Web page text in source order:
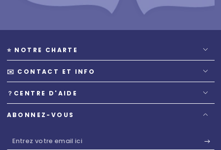
⭐️ NOTRE CHARTE
✉️ CONTACT ET INFO
？CENTRE D'AIDE
ABONNEZ-VOUS
Entrez